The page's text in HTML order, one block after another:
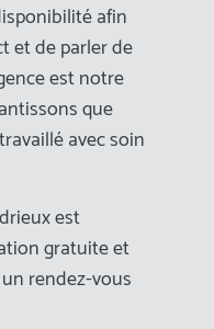
afin
et de parler de
est notre
que
avec soin
est
gratuite et
rendez-vous